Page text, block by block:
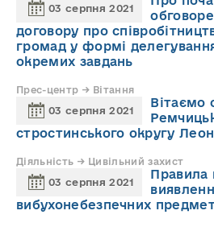
03 серпня 2021
договору про
громад у формі
окремих завдань
Прес-центр → Вітання
03 серпня 2021
Вітаємо
стростинського округу
Діяльність → Цивільний захист
03 серпня 2021
Правила
вибухонебезпечних